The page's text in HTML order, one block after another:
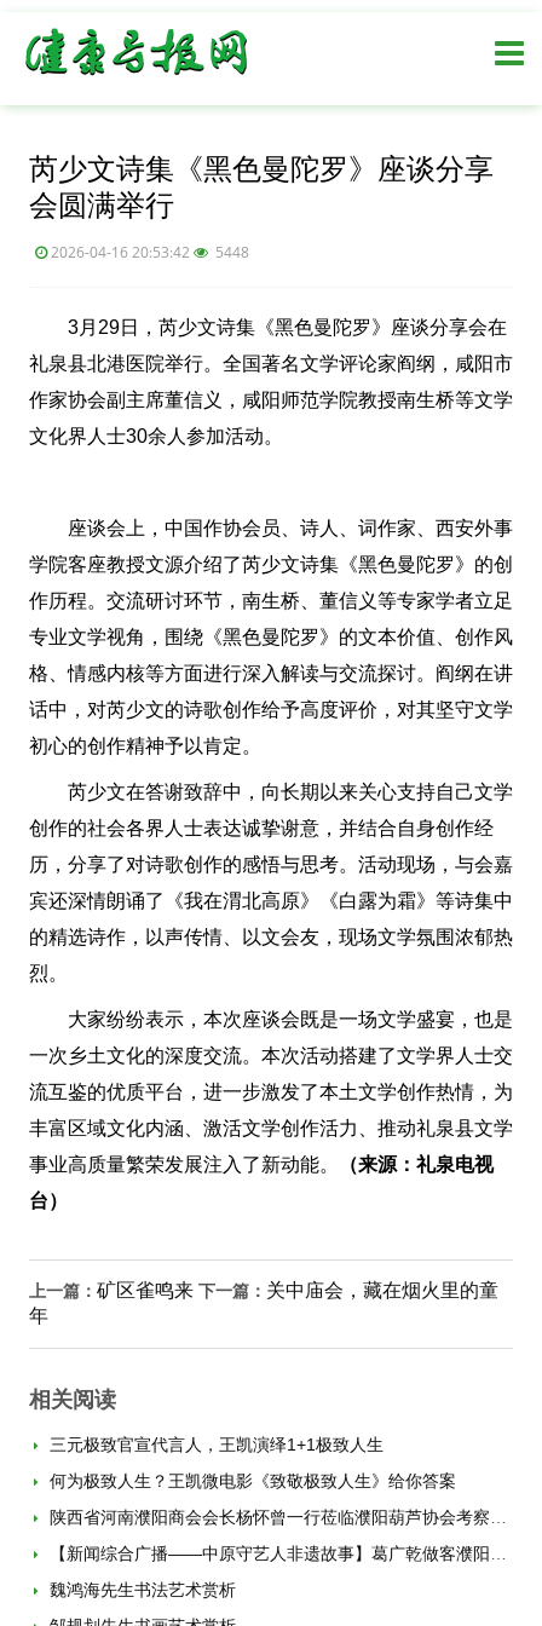
芮少文诗集《黑色曼陀罗》座谈分享
会圆满举行
2026-04-16 20:53:42 5448
3月29日，芮少文诗集《黑色曼陀罗》座谈分享会在
礼泉县北港医院举行。全国著名文学评论家阎纲，咸阳市
作家协会副主席董信义，咸阳师范学院教授南生桥等文学
文化界人士30余人参加活动。
座谈会上，中国作协会员、诗人、词作家、西安外事
学院客座教授文源介绍了芮少文诗集《黑色曼陀罗》的创
作历程。交流研讨环节，南生桥、董信义等专家学者立足
专业文学视角，围绕《黑色曼陀罗》的文本价值、创作风
格、情感内核等方面进行深入解读与交流探讨。阎纲在讲
话中，对芮少文的诗歌创作给予高度评价，对其坚守文学
初心的创作精神予以肯定。
芮少文在答谢致辞中，向长期以来关心支持自己文学
创作的社会各界人士表达诚挚谢意，并结合自身创作经
历，分享了对诗歌创作的感悟与思考。活动现场，与会嘉
宾还深情朗诵了《我在渭北高原》《白露为霜》等诗集中
的精选诗作，以声传情、以文会友，现场文学氛围浓郁热
烈。
大家纷纷表示，本次座谈会既是一场文学盛宴，也是
一次乡土文化的深度交流。本次活动搭建了文学界人士交
流互鉴的优质平台，进一步激发了本土文学创作热情，为
丰富区域文化内涵、激活文学创作活力、推动礼泉县文学
事业高质量繁荣发展注入了新动能。
（来源：礼泉电视
台）
上一篇： 矿区雀鸣来 下一篇： 关中庙会，藏在烟火里的童
年
相关阅读
三元极致官宣代言人，王凯演绎1+1极致人生
何为极致人生？王凯微电影《致敬极致人生》给你答案
陕西省河南濮阳商会会长杨怀曾一行莅临濮阳葫芦协会考察交流
【新闻综合广播——中原守艺人非遗故事】葛广乾做客濮阳广播电台
魏鸿海先生书法艺术赏析